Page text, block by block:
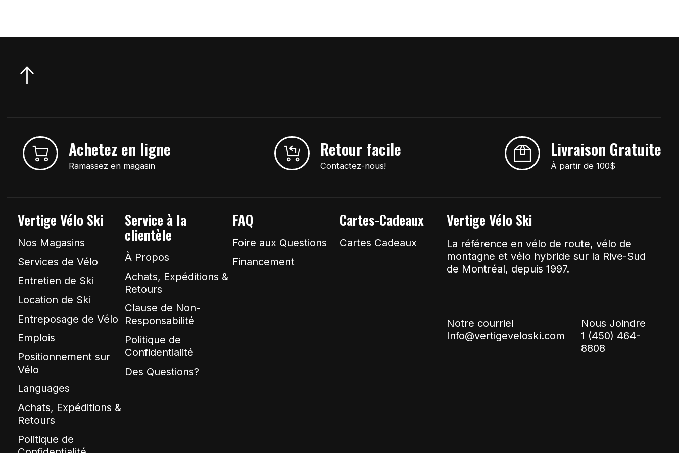
Achetez en ligne
Ramassez en magasin
Retour facile
Contactez-nous!
Livraison Gratuite
À partir de 100$
Vertige Vélo Ski
Nos Magasins
Services de Vélo
Entretien de Ski
Location de Ski
Entreposage de Vélo
Emplois
Positionnement sur
Vélo
Languages
Achats, Expéditions &
Retours
Politique de
Service à la
clientèle
À Propos
Achats, Expéditions &
Retours
Clause de Non-
Responsabilité
Politique de
Confidentialité
Des Questions?
FAQ
Foire aux Questions
Financement
Cartes-Cadeaux
Cartes Cadeaux
Vertige Vélo Ski
La référence en vélo de route, vélo de
montagne et vélo hybride sur la Rive-Sud
de Montréal, depuis 1997.
Notre courriel
Info@vertigeveloski.com
Nous Joindre
1 (450) 464-
8808